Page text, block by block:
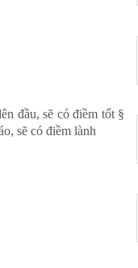
đầu, sẽ có điềm tốt §
sẽ có điềm lành